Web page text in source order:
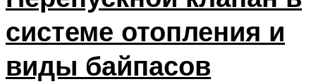
системе отопления и
виды байпасов